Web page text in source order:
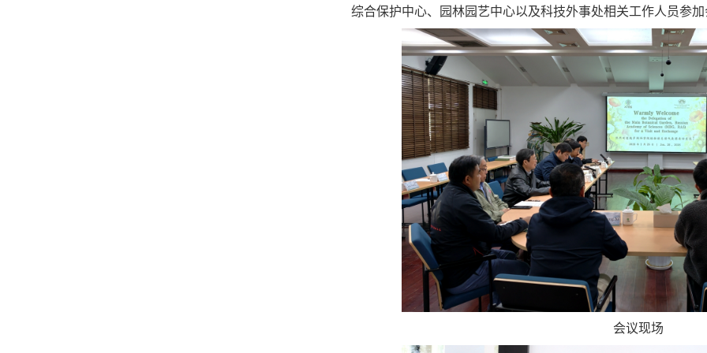
综合保护中心、园林园艺中心以及科技外事处相关工作人员参
会议现场